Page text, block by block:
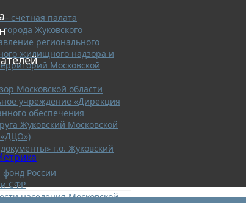
счетная палата
Жуковского
регионального
жилищного надзора и
Московской
Московской области
учреждение «Дирекция
обеспечения
Жуковский Московской
г.о. Жуковский
России
СФР
населения Московской